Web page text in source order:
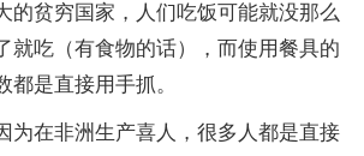
的贫穷国家，人们吃饭可能就没那么
就吃（有食物的话），而使用餐具的
都是直接用手抓。
为在非洲生产喜人，很多人都是直接